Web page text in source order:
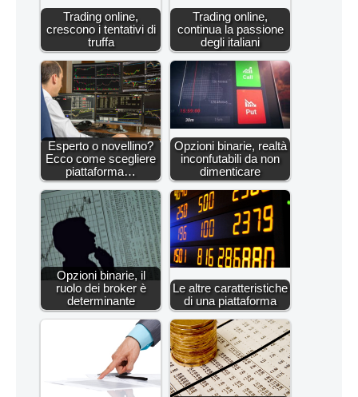
Trading online,
crescono i tentativi di
truffa
Trading online,
continua la passione
degli italiani
Esperto o novellino?
Ecco come scegliere
piattaforma…
Opzioni binarie, realtà
inconfutabili da non
dimenticare
Opzioni binarie, il
ruolo dei broker è
determinante
Le altre caratteristiche
di una piattaforma